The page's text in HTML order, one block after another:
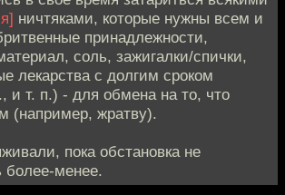
ничтяками, которые нужны всем и
принадлежности,
соль, зажигалки/спички,
лекарства с долгим сроком
и т. п.) - для обмена на то, что
(например, жратву).
пока обстановка не
более-менее.